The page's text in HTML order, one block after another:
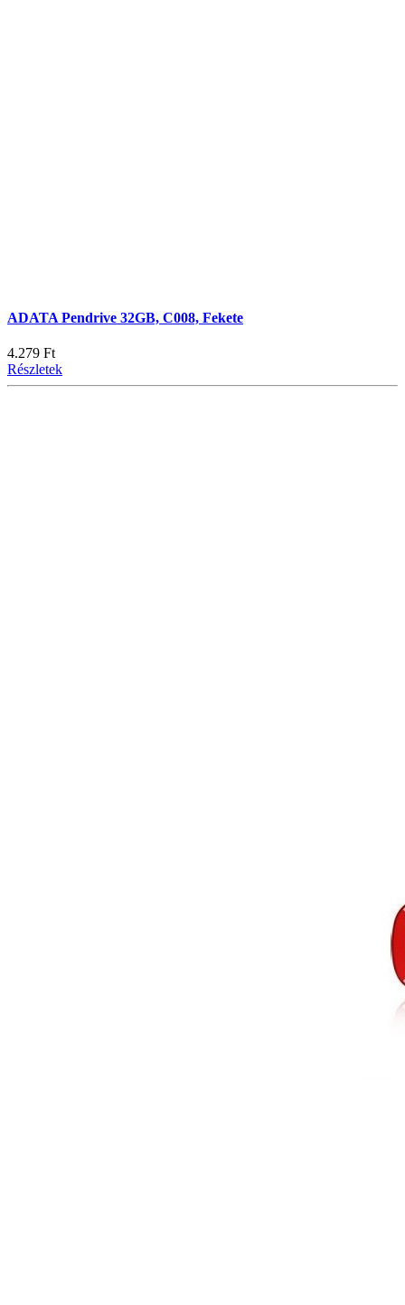
ADATA Pendrive 32GB, C008, Fekete
4.279 Ft
Részletek